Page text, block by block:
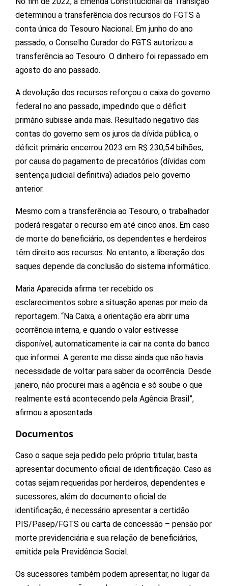
determinou a transferência dos recursos do FGTS à
conta única do Tesouro Nacional. Em junho do ano
passado, o Conselho Curador do FGTS autorizou a
transferência ao Tesouro. O dinheiro foi repassado em
agosto do ano passado.
A devolução dos recursos reforçou o caixa do governo
federal no ano passado, impedindo que o déficit
primário subisse ainda mais. Resultado negativo das
contas do governo sem os juros da dívida pública, o
déficit primário encerrou 2023 em R$ 230,54 bilhões,
por causa do pagamento de precatórios (dívidas com
sentença judicial definitiva) adiados pelo governo
anterior.
Mesmo com a transferência ao Tesouro, o trabalhador
poderá resgatar o recurso em até cinco anos. Em caso
de morte do beneficiário, os dependentes e herdeiros
têm direito aos recursos. No entanto, a liberação dos
saques depende da conclusão do sistema informático.
Maria Aparecida afirma ter recebido os
esclarecimentos sobre a situação apenas por meio da
reportagem. “Na Caixa, a orientação era abrir uma
ocorrência interna, e quando o valor estivesse
disponível, automaticamente ia cair na conta do banco
que informei. A gerente me disse ainda que não havia
necessidade de voltar para saber da ocorrência. Desde
janeiro, não procurei mais a agência e só soube o que
realmente está acontecendo pela Agência Brasil”,
afirmou a aposentada.
Documentos
Caso o saque seja pedido pelo próprio titular, basta
apresentar documento oficial de identificação. Caso as
cotas sejam requeridas por herdeiros, dependentes e
sucessores, além do documento oficial de
identificação, é necessário apresentar a certidão
PIS/Pasep/FGTS ou carta de concessão – pensão por
morte previdenciária e sua relação de beneficiários,
emitida pela Previdência Social.
Os sucessores também podem apresentar, no lugar da